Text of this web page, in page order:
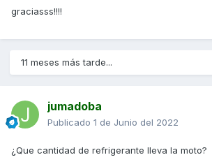
de refrigeración.
Un saludo
graciasss!!!!
11 meses más tarde...
jumadoba
Publicado 1 de Junio del 2022
¿Que cantidad de refrigerante lleva la moto?